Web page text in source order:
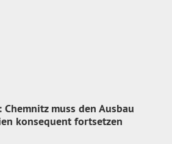
Chemnitz muss den Ausbau
konsequent fortsetzen